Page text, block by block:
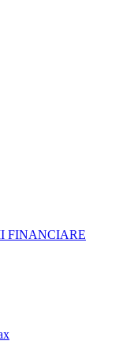
FINANCIARE